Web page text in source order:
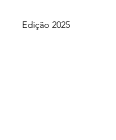
Edição 2025